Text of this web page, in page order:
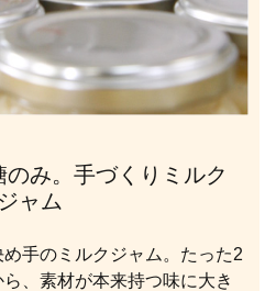
み。手づくりミルク
ジャム
手のミルクジャム。たった2
、素材が本来持つ味に大き